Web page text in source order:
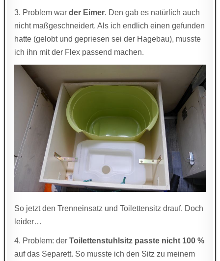
3. Problem warder Eimer. Den gab es natürlich auch
nicht maßgeschneidert. Als ich endlich einen gefunden
hatte (gelobt und gepriesen sei der Hagebau), musste
ich ihn mit der Flex passend machen.
So jetzt den Trenneinsatz und Toilettensitz drauf. Doch
leider…
4. Problem: derToilettenstuhlsitz passte nicht 100 %
auf das Separett. So musste ich den Sitz zu meinem